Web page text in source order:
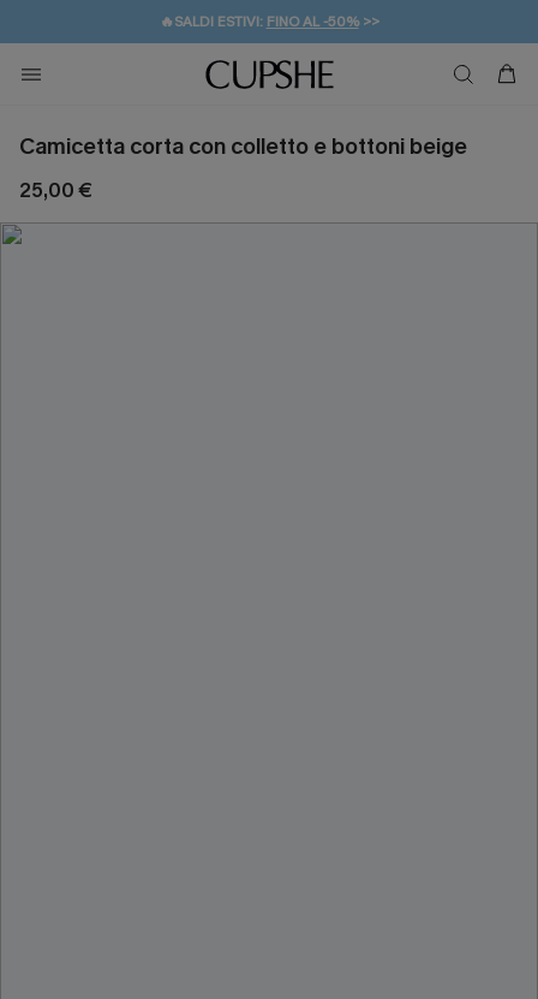
🔥SALDI ESTIVI: FINO AL -50%>>
🚚SPEDIZIONE GRATUITA DA 49€
💌REGALO PER I NUOVI: 20% DI SCONTO*
Camicetta corta con colletto e bottoni beige
25,00 €